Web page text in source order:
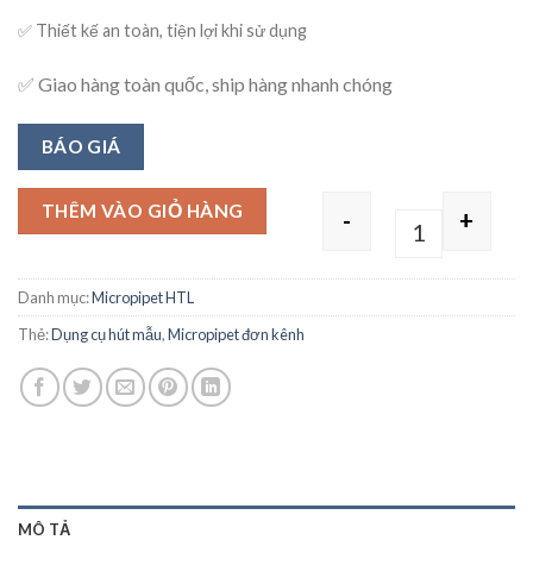
✅ Thiết kế an toàn, tiện lợi khi sử dụng
✅ Giao hàng toàn quốc, ship hàng nhanh chóng
BÁO GIÁ
Quantity
- +
THÊM VÀO GIỎ HÀNG
Danh mục:Micropipet HTL
Thẻ:Dụng cụ hút mẫu,Micropipet đơn kênh
MÔ TẢ